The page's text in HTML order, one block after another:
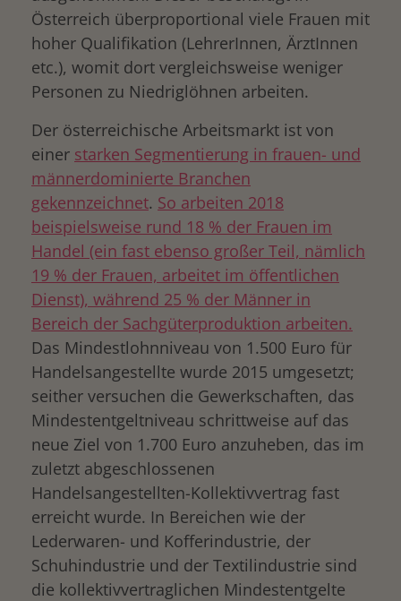
Österreich überproportional viele Frauen mit
hoher Qualifikation (LehrerInnen, ÄrztInnen
etc.), womit dort vergleichsweise weniger
Personen zu Niedriglöhnen arbeiten.
Der österreichische Arbeitsmarkt ist von
einer starken Segmentierung in frauen- und
männerdominierte Branchen
gekennzeichnet. So arbeiten 2018
beispielsweise rund 18 % der Frauen im
Handel (ein fast ebenso großer Teil, nämlich
19 % der Frauen, arbeitet im öffentlichen
Dienst), während 25 % der Männer in
Bereich der Sachgüterproduktion arbeiten.
Das Mindestlohnniveau von 1.500 Euro für
Handelsangestellte wurde 2015 umgesetzt;
seither versuchen die Gewerkschaften, das
Mindestentgeltniveau schrittweise auf das
neue Ziel von 1.700 Euro anzuheben, das im
zuletzt abgeschlossenen
Handelsangestellten-Kollektivvertrag fast
erreicht wurde. In Bereichen wie der
Lederwaren- und Kofferindustrie, der
Schuhindustrie und der Textilindustrie sind
die kollektivvertraglichen Mindestentgelte